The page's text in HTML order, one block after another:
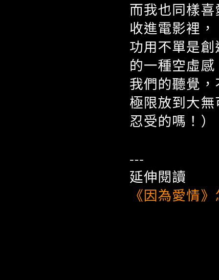
而我也同樣
收進電影裡，
功用不單是
的一種空虛感
我們的聽覺
極限放到大無
忍受的嗎！）
---
延伸閱讀
《因為愛情